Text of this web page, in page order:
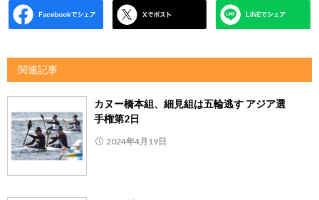
関連記事
カヌー橋本組、細見組は五輪逃す アジア選
手権第2日
2024年4月19日